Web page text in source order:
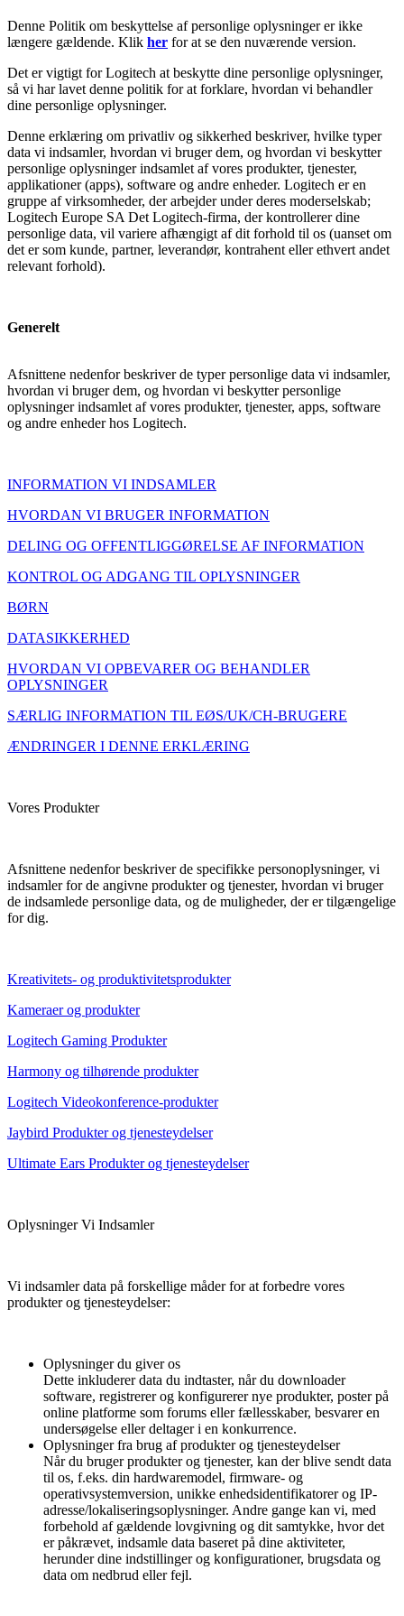
Denne Politik om beskyttelse af personlige oplysninger er ikke
længere gældende. Klik her for at se den nuværende version.
Det er vigtigt for Logitech at beskytte dine personlige oplysninger,
så vi har lavet denne politik for at forklare, hvordan vi behandler
dine personlige oplysninger.
Denne erklæring om privatliv og sikkerhed beskriver, hvilke typer
data vi indsamler, hvordan vi bruger dem, og hvordan vi beskytter
personlige oplysninger indsamlet af vores produkter, tjenester,
applikationer (apps), software og andre enheder. Logitech er en
gruppe af virksomheder, der arbejder under deres moderselskab;
Logitech Europe SA Det Logitech-firma, der kontrollerer dine
personlige data, vil variere afhængigt af dit forhold til os (uanset om
det er som kunde, partner, leverandør, kontrahent eller ethvert andet
relevant forhold).
Generelt
Afsnittene nedenfor beskriver de typer personlige data vi indsamler,
hvordan vi bruger dem, og hvordan vi beskytter personlige
oplysninger indsamlet af vores produkter, tjenester, apps, software
og andre enheder hos Logitech.
INFORMATION VI INDSAMLER
HVORDAN VI BRUGER INFORMATION
DELING OG OFFENTLIGGØRELSE AF INFORMATION
KONTROL OG ADGANG TIL OPLYSNINGER
BØRN
DATASIKKERHED
HVORDAN VI OPBEVARER OG BEHANDLER
OPLYSNINGER
SÆRLIG INFORMATION TIL EØS/UK/CH-BRUGERE
ÆNDRINGER I DENNE ERKLÆRING
Vores Produkter
Afsnittene nedenfor beskriver de specifikke personoplysninger, vi
indsamler for de angivne produkter og tjenester, hvordan vi bruger
de indsamlede personlige data, og de muligheder, der er tilgængelige
for dig.
Kreativitets- og produktivitetsprodukter
Kameraer og produkter
Logitech Gaming Produkter
Harmony og tilhørende produkter
Logitech Videokonference-produkter
Jaybird Produkter og tjenesteydelser
Ultimate Ears Produkter og tjenesteydelser
Oplysninger Vi Indsamler
Vi indsamler data på forskellige måder for at forbedre vores
produkter og tjenesteydelser:
Oplysninger du giver os
Dette inkluderer data du indtaster, når du downloader
software, registrerer og konfigurerer nye produkter, poster på
online platforme som forums eller fællesskaber, besvarer en
undersøgelse eller deltager i en konkurrence.
Oplysninger fra brug af produkter og tjenesteydelser
Når du bruger produkter og tjenester, kan der blive sendt data
til os, f.eks. din hardwaremodel, firmware- og
operativsystemversion, unikke enhedsidentifikatorer og IP-
adresse/lokaliseringsoplysninger. Andre gange kan vi, med
forbehold af gældende lovgivning og dit samtykke, hvor det
er påkrævet, indsamle data baseret på dine aktiviteter,
herunder dine indstillinger og konfigurationer, brugsdata og
data om nedbrud eller fejl.